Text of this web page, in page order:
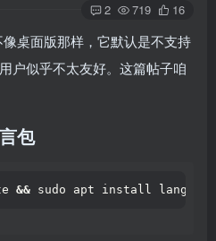
2 719 16
桌面版那样，它默认是不支持
户似乎不太友好。这篇帖子咱
包
&& sudo apt install